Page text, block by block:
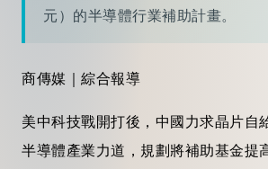
元）的半導體行業補助計畫。
商傳媒｜綜合報導
美中科技戰開打後，中國力求晶片自
半導體產業力道，規劃將補助基金提